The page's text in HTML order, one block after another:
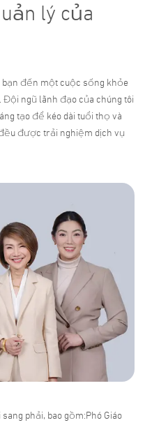
lý của
đến một cuộc sống khỏe
ngũ lãnh đạo của chúng tôi
tạo để kéo dài tuổi thọ và
được trải nghiệm dịch vụ
phải, bao gồm:Phó Giáo